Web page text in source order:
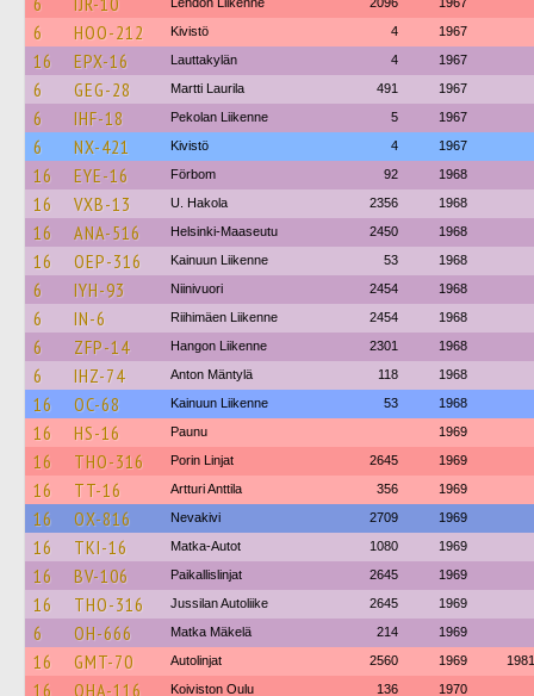
6 HOO-212 Kivistö 4 1967
16 EPX-16 Lauttakylän 4 1967
6 GEG-28 Martti Laurila 491 1967
6 IHF-18 Pekolan Liikenne 5 1967
6 NX-421 Kivistö 4 1967
16 EYE-16 Förbom 92 1968
16 VXB-13 U. Hakola 2356 1968
16 ANA-516 Helsinki-Maaseutu 2450 1968
16 OEP-316 Kainuun Liikenne 53 1968
6 IYH-93 Niinivuori 2454 1968
6 IN-6 Riihimäen Liikenne 2454 1968
6 ZFP-14 Hangon Liikenne 2301 1968
6 IHZ-74 Anton Mäntylä 118 1968
16 OC-68 Kainuun Liikenne 53 1968
16 HS-16 Paunu 1969
16 THO-316 Porin Linjat 2645 1969
16 TT-16 Artturi Anttila 356 1969
16 OX-816 Nevakivi 2709 1969
16 TKI-16 Matka-Autot 1080 1969
16 BV-106 Paikallislinjat 2645 1969
16 THO-316 Jussilan Autoliike 2645 1969
6 OH-666 Matka Mäkelä 214 1969
16 GMT-70 Autolinjat 2560 1969 1981
16 OHA-116 Koiviston Oulu 136 1970